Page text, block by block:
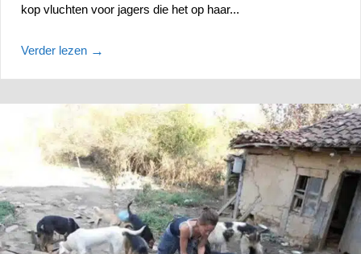
kop vluchten voor jagers die het op haar...
Verder lezen →